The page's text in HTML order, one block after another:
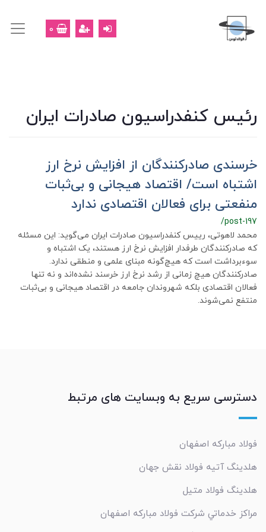
0
رئیس کنفدراسیون صادرات ایران
خرسندی صادرکنندگان از افزایش نرخ ارز
اشتباه است/ اقتصاد هیجانی و بی‌ثبات
منفعتی برای فعالان اقتصادی ندارد
/post-197
محمد لاهوتی، رییس کنفدراسیون صادرات ایران می‌گوید: این مسئله
که صادرکنندگان طرفدار افزایش نرخ ارز هستند، یک اشتباه و
سوءبرداشت است که هیچ‌گونه مبنای علمی و منطقی ندارد.
صادرکنندگان هیچ زمانی از رشد نرخ ارز خرسند نشده‌اند و نه تنها
فعالان اقتصادی بلکه شهروندان جامعه در اقتصاد هیجانی و بی‌ثبات
منتفع نمی‌شوند.
دسترسی سریع به وبسایت های مرتبط
فولاد مبارکه اصفهان
هلدینگ آتیه فولاد نقش جهان
هلدینگ فولاد متیل
مراکز خدماتي شرکت فولاد مبارکه اصفهان